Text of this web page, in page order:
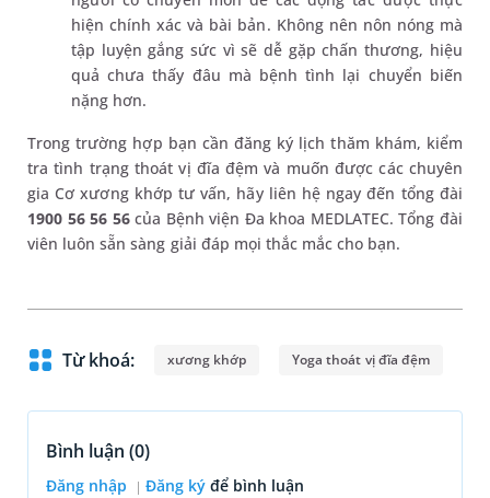
hiện chính xác và bài bản. Không nên nôn nóng mà
tập luyện gắng sức vì sẽ dễ gặp chấn thương, hiệu
quả chưa thấy đâu mà bệnh tình lại chuyển biến
nặng hơn.
Trong trường hợp bạn cần đăng ký lịch thăm khám, kiểm
tra tình trạng thoát vị đĩa đệm và muốn được các chuyên
gia Cơ xương khớp tư vấn, hãy liên hệ ngay đến tổng đài
1900 56 56 56của Bệnh viện Đa khoa MEDLATEC. Tổng đài
viên luôn sẵn sàng giải đáp mọi thắc mắc cho bạn.
Từ khoá: xương khớp Yoga thoát vị đĩa đệm
Bình luận (0)
Đăng nhập Đăng ký để bình luận